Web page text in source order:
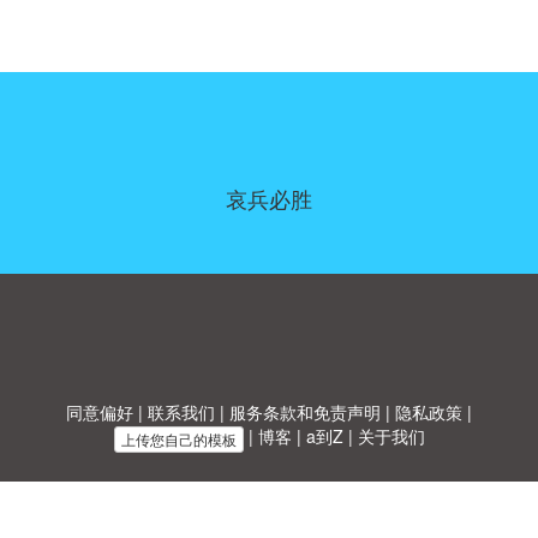
哀兵必胜
同意偏好 | 联系我们 | 服务条款和免责声明 | 隐私政策 |
上传您自己的模板 | 博客 | a到Z| 关于我们
Allbusinesstemplates.com是由Ren-IT于 2026 开发的网站 © ABT ltd.